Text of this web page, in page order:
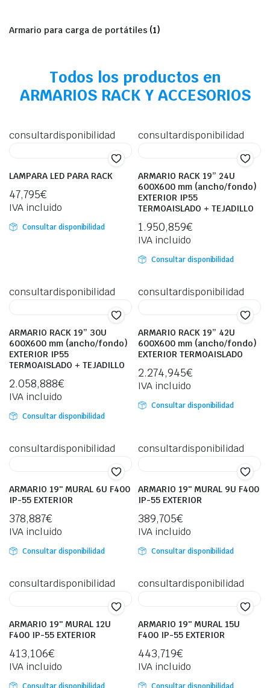
Armario para carga de portátiles (1)
Todos los productos en
ARMARIOS RACK Y ACCESORIOS
consultardisponibilidad
LAMPARA LED PARA RACK
47,795€
IVA incluido
Consultar disponibilidad
consultardisponibilidad
ARMARIO RACK 19” 24U
600X600 mm (ancho/fondo)
EXTERIOR IP55
TERMOAISLADO + TEJADILLO
1.950,859€
IVA incluido
Consultar disponibilidad
consultardisponibilidad
ARMARIO RACK 19” 30U
600X600 mm (ancho/fondo)
EXTERIOR IP55
TERMOAISLADO + TEJADILLO
2.058,888€
IVA incluido
Consultar disponibilidad
consultardisponibilidad
ARMARIO RACK 19” 42U
600X600 mm (ancho/fondo)
EXTERIOR TERMOAISLADO
2.274,945€
IVA incluido
Consultar disponibilidad
consultardisponibilidad
ARMARIO 19″ MURAL 6U F400
IP-55 EXTERIOR
378,887€
IVA incluido
Consultar disponibilidad
consultardisponibilidad
ARMARIO 19″ MURAL 9U F400
IP-55 EXTERIOR
389,705€
IVA incluido
Consultar disponibilidad
consultardisponibilidad
ARMARIO 19″ MURAL 12U
F400 IP-55 EXTERIOR
413,106€
IVA incluido
consultardisponibilidad
ARMARIO 19″ MURAL 15U
F400 IP-55 EXTERIOR
443,719€
IVA incluido